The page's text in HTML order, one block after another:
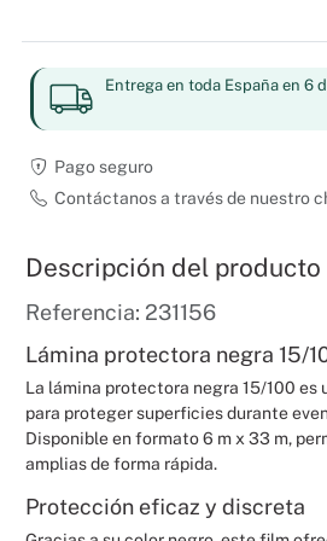
Entrega en toda España en 6
Pago seguro
Contáctanos a través de nuestro
Descripción del producto
Referencia: 231156
Lámina protectora negra 15/
La lámina protectora negra 15/100 es
para proteger superficies durante
Disponible en formato 6 m x 33 m,
amplias de forma rápida.
Protección eficaz y discreta